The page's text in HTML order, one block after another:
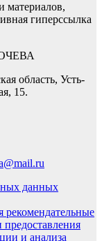
материалов,
гиперссылка
область, Усть-
15.
данных
и анализа